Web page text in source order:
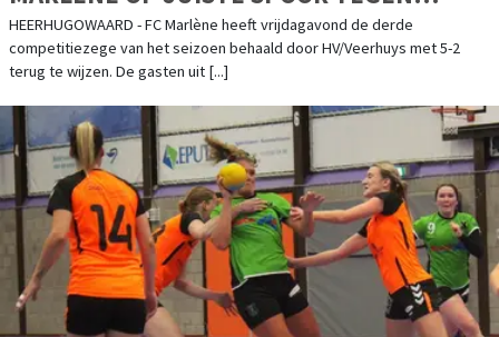
HV/VEERHUYS
HEERHUGOWAARD - FC Marlène heeft vrijdagavond de derde
competitiezege van het seizoen behaald door HV/Veerhuys met 5-2
terug te wijzen. De gasten uit [...]